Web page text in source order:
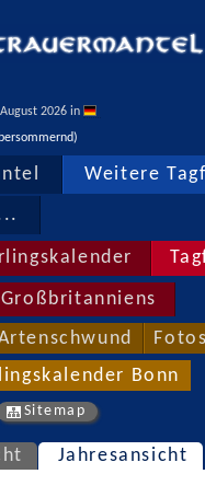
2026 in
Weitere
Bonn
Sitemap
Jahresansicht